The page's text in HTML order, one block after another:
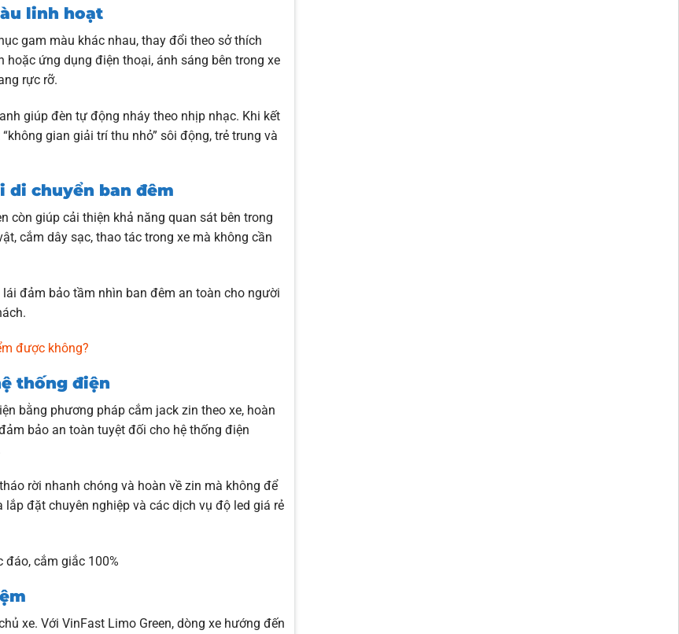
linh hoạt
gam màu khác nhau, thay đổi theo sở thích
ứng dụng điện thoại, ánh sáng bên trong xe
rực rỡ.
giúp đèn tự động nháy theo nhịp nhạc. Khi kết
gian giải trí thu nhỏ” sôi động, trẻ trung và
di chuyển ban đêm
còn giúp cải thiện khả năng quan sát bên trong
cắm dây sạc, thao tác trong xe mà không cần
đảm bảo tầm nhìn ban đêm an toàn cho người
được không?
thống điện
bằng phương pháp cắm jack zin theo xe, hoàn
bảo an toàn tuyệt đối cho hệ thống điện
rời nhanh chóng và hoàn về zin mà không để
đặt chuyên nghiệp và các dịch vụ độ led giá rẻ
đáo, cắm giắc 100%
xe. Với VinFast Limo Green, dòng xe hướng đến